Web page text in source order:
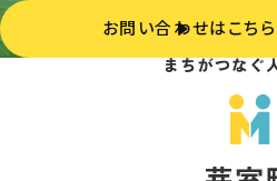
お問い合わせはこちら